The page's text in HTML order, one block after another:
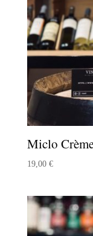
Miclo
19,00 €